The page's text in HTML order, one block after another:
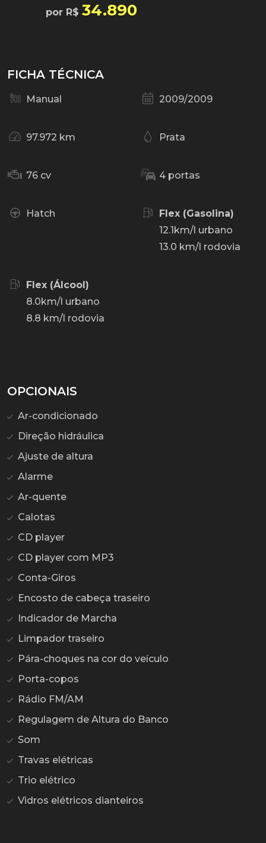
por R$ 34.890
FICHA TÉCNICA
Manual 2009/2009
97.972 km Prata
76 cv 4 portas
Hatch
Flex (Gasolina)
12.1km/l urbano
13.0 km/l rodovia
Flex (Álcool)
8.0km/l urbano
8.8 km/l rodovia
OPCIONAIS
Ar-condicionado
Direção hidráulica
Ajuste de altura
Alarme
Ar-quente
Calotas
CD player
CD player com MP3
Conta-Giros
Encosto de cabeça traseiro
Indicador de Marcha
Limpador traseiro
Pára-choques na cor do veículo
Porta-copos
Rádio FM/AM
Regulagem de Altura do Banco
Som
Travas elétricas
Trio elétrico
Vidros elétricos dianteiros